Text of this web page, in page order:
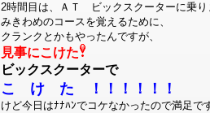
2時間目は、ＡＴ ビックスクーターに乗り
みきわめのコースを覚えるために、
クランクとかもやったんですが、
見事にこけた
ビックスクーターで
こ け た ！！！！！！
けど今日はﾅﾅﾊﾝでコケなかったので満足で